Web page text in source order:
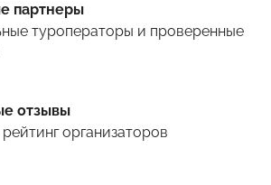
партнеры
туроператоры и проверенные
отзывы
организаторов